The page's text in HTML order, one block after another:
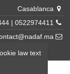
Casablanca
0522974411 | 0684292444
law text